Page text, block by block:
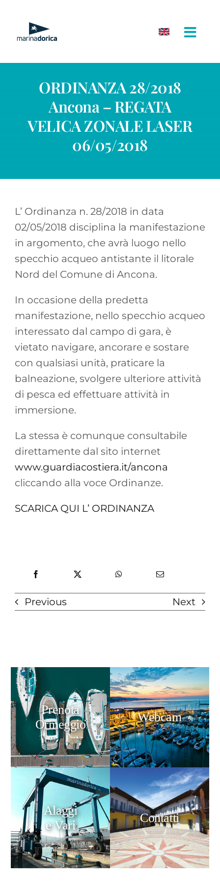
contenuto
ORDINANZA 28/2018
Ancona – REGATA
VELICA ZONALE LASER
06/05/2018
L’ Ordinanza n. 28/2018 in data
02/05/2018 disciplina la manifestazione
in argomento, che avrà luogo nello
specchio acqueo antistante il litorale
Nord del Comune di Ancona.
In occasione della predetta
manifestazione, nello specchio acqueo
interessato dal campo di gara, è
vietato navigare, ancorare e sostare
con qualsiasi unità, praticare la
balneazione, svolgere ulteriore attività
di pesca ed effettuare attività in
immersione.
La stessa è comunque consultabile
direttamente dal sito internet
www.guardiacostiera.it/ancona
cliccando alla voce Ordinanze.
SCARICA QUI L’ ORDINANZA
Previous Next
Prenota
Ormeggio
Webcam
Alaggi
e Vari
Contatti